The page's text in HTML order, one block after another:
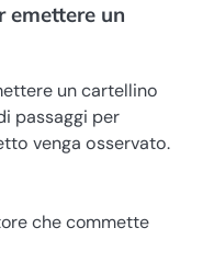
un
un cartellino
passaggi per
venga osservato.
che commette